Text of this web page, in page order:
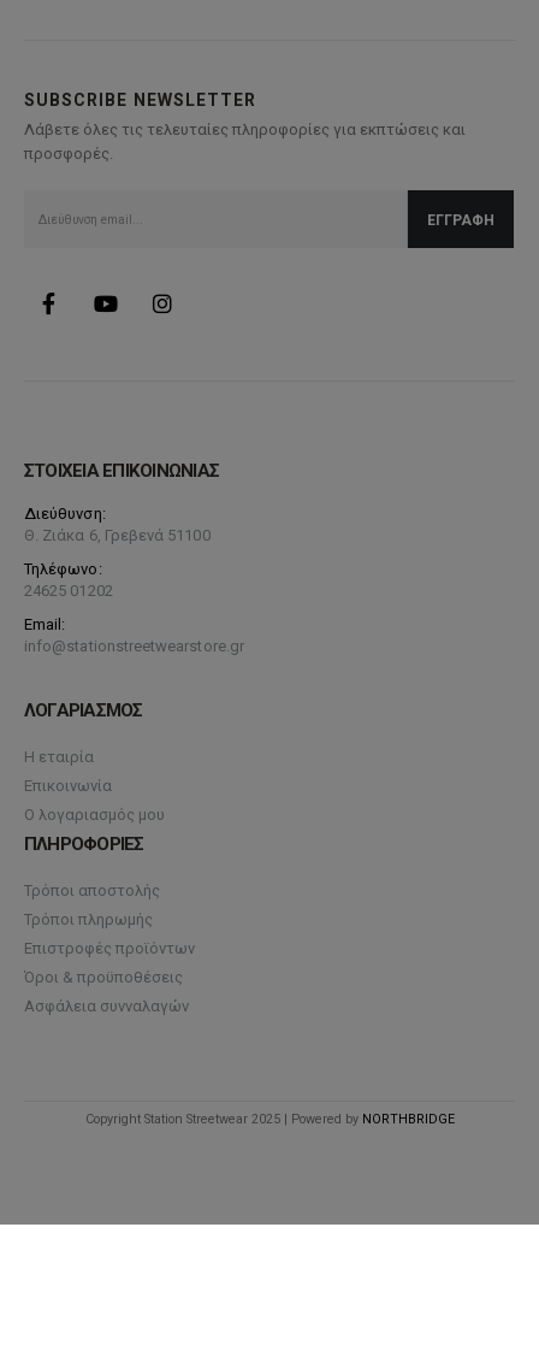
SUBSCRIBE NEWSLETTER
Λάβετε όλες τις τελευταίες πληροφορίες για εκπτώσεις και
προσφορές.
ΣΤΟΙΧΕΙΑ ΕΠΙΚΟΙΝΩΝΙΑΣ
Διεύθυνση:
Θ. Ζιάκα 6, Γρεβενά 51100
Τηλέφωνο:
24625 01202
Email:
info@stationstreetwearstore.gr
ΛΟΓΑΡΙΑΣΜΟΣ
Η εταιρία
Επικοινωνία
Ο λογαριασμός μου
ΠΛΗΡΟΦΟΡΙΕΣ
Τρόποι αποστολής
Τρόποι πληρωμής
Επιστροφές προϊόντων
Όροι & προϋποθέσεις
Ασφάλεια συνναλαγών
Copyright Station Streetwear 2025 | Powered by NORTHBRIDGE